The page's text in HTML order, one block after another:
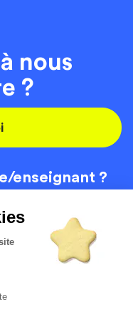
nous
?
enseignant ?